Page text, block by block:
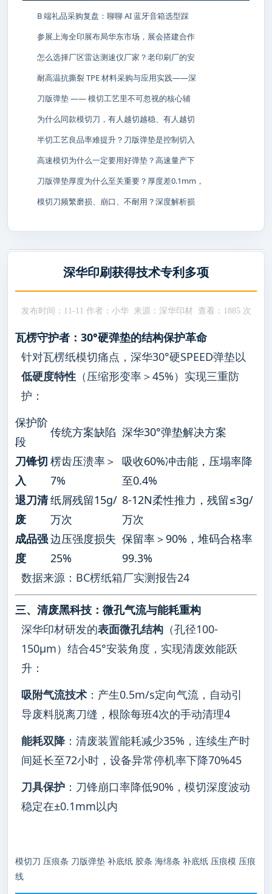
深华印刷获得技术专利多项
发布时间：11-11 作者：小华 来源：深华印材 查看： 1885 次
瓦楞守护者：30°硬弹垫的结构保护革命
针对瓦楞纸模切痛点，深华30°硬SPEED弹垫以
低硬度特性 （压缩形变率＞45%）实现三重防
护：
保护阶
段
传统方案缺陷 深华30°弹垫解决方案
刀锋切
入
楞齿压溃率＞
7%
吸收60%冲击能，压塌率降
至0.4%
退刀清
废
纸屑残留15g/
万次
8-12N柔性推力，残留≤3g/
万次
成品强
度
边压强度损失
25%
保留率＞90%，堆码合格率
99.3%
数据来源：BC楞纸箱厂实测报告24
三、清废黑科技：微孔气流与能耗重构
深华印材研发的表面微孔结构 （孔径100-
150μm）结合45°安装角度，实现清废效能跃
升：
吸附气流技术 ：产生0.5m/s定向气流，自动引
导废料脱离刀缝，根除每班4次的手动清理4
能耗双降：清废装置能耗减少35%，连续生产时
间延长至72小时，设备异常停机率下降70%45
刀具保护 ：刀锋崩口率降低90%，模切深度波动
稳定在±0.1mm以内
模切刀 压痕条 刀版弹垫 补底纸 胶条 海绵条 补底纸 压痕模 压痕
线
B 端礼品采购复盘：聊聊 AI 蓝牙音箱选型踩
参展上海全印展布局华东市场，展会搭建合作
怎么选择厂区雷达测速仪厂家？老印刷厂的安
耐高温抗撕裂 TPE 材料采购与应用实践——深
刀版弹垫 —— 模切工艺里不可忽视的核心辅
为什么同款模切刀，有人越切越稳、有人越切
半切工艺良品率难提升？刀版弹垫是控制切入
高速模切为什么一定要用好弹垫？高速量产下
刀版弹垫厚度为什么至关重要？厚度差0.1mm，
模切刀频繁磨损、崩口、不耐用？深度解析损